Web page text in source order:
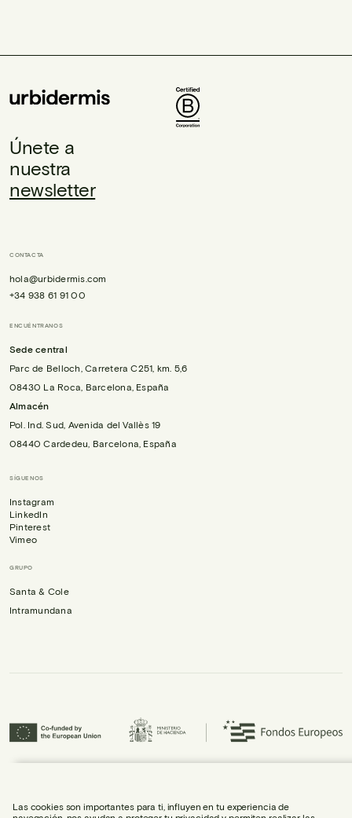
Únete a
nuestra
newsletter
CONTACTA
hola@urbidermis.com
+34 938 61 91 00
ENCUÉNTRANOS
Sede central
Parc de Belloch, Carretera C251, km. 5,6
08430 La Roca, Barcelona, España
Almacén
Pol. Ind. Sud, Avenida del Vallès 19
08440 Cardedeu, Barcelona, España
SÍGUENOS
Instagram
LinkedIn
Pinterest
Vimeo
GRUPO
Santa & Cole
Intramundana
habiendo contribuido al crecimiento económico de la empresa y su
internacionalización.
Las cookies son importantes para ti, influyen en tu experiencia de